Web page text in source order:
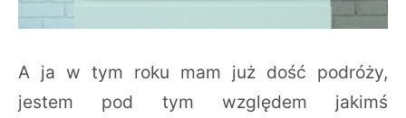
A ja w tym roku mam już dość podróży,
jestem pod tym względem jakimś